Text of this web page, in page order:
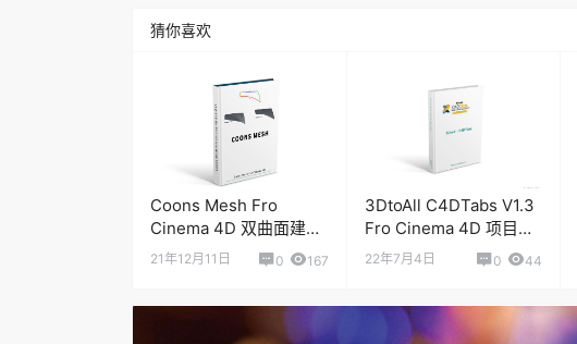
猜你喜欢
Coons Mesh Fro
Cinema 4D 双曲面建模
插件
21年12月11日 0 167
3DtoAll C4DTabs V1.3
Fro Cinema 4D 项目预
览切换插件
22年7月4日 0 44